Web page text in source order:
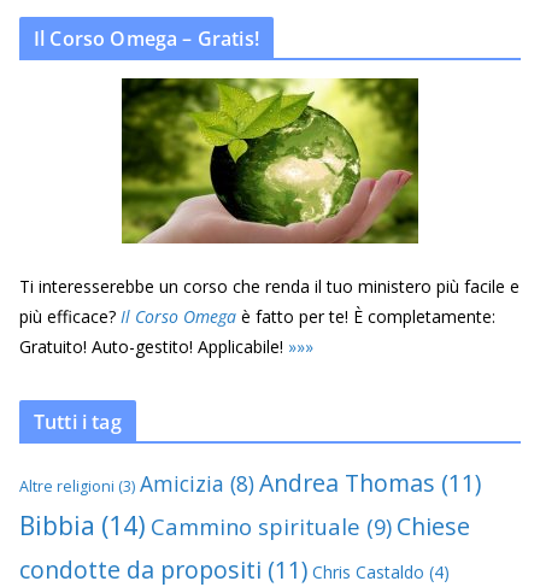
Il Corso Omega – Gratis!
Ti interesserebbe un corso che renda il tuo ministero più facile e
più efficace? Il Corso Omega è fatto per te! È completamente:
Gratuito! Auto-gestito! Applicabile! »»»
Tutti i tag
Altre religioni (3) Amicizia (8)Andrea Thomas (11)
Bibbia (14) Cammino spirituale (9) Chiese
condotte da propositi (11) Chris Castaldo (4)